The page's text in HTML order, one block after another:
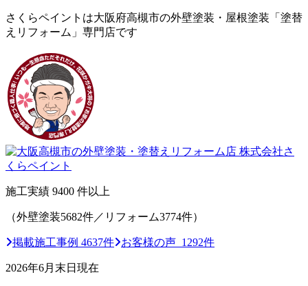
さくらペイントは大阪府高槻市の外壁塗装・屋根塗装「塗替
えリフォーム」専門店です
施工実績 9400 件以上
（外壁塗装5682件／リフォーム3774件）
掲載施工事例 4637件 お客様の声 1292件
2026年6月末日現在